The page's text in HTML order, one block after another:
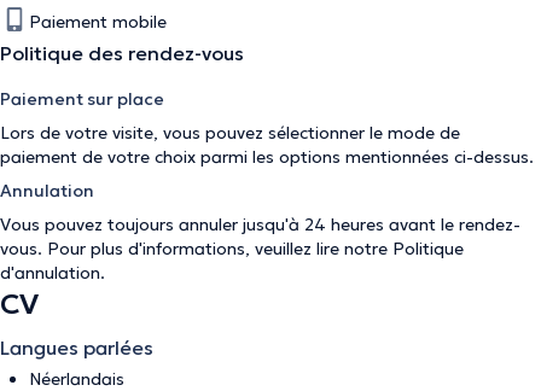
Paiement mobile
Politique des rendez-vous
Paiement sur place
Lors de votre visite, vous pouvez sélectionner le mode de
paiement de votre choix parmi les options mentionnées ci-dessus.
Annulation
Vous pouvez toujours annuler jusqu'à 24 heures avant le rendez-
vous. Pour plus d'informations, veuillez lire notre Politique
d'annulation.
CV
Langues parlées
Néerlandais